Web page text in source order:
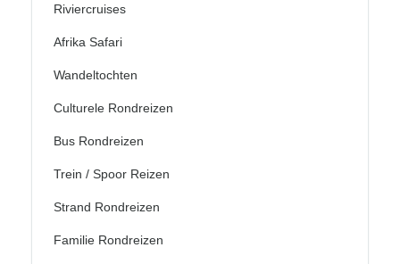
Riviercruises
Afrika Safari
Wandeltochten
Culturele Rondreizen
Bus Rondreizen
Trein / Spoor Reizen
Strand Rondreizen
Familie Rondreizen